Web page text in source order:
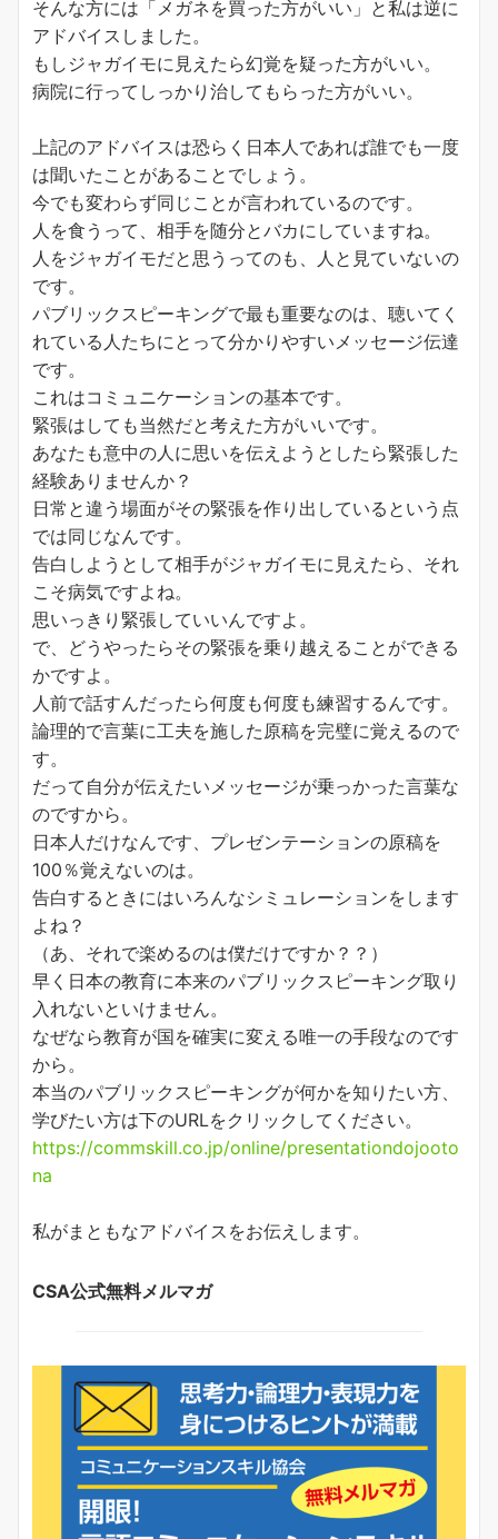
そんな方には「メガネを買った方がいい」と私は逆に
アドバイスしました。
もしジャガイモに見えたら幻覚を疑った方がいい。
病院に行ってしっかり治してもらった方がいい。
上記のアドバイスは恐らく日本人であれば誰でも一度
は聞いたことがあることでしょう。
今でも変わらず同じことが言われているのです。
人を食うって、相手を随分とバカにしていますね。
人をジャガイモだと思うってのも、人と見ていないの
です。
パブリックスピーキングで最も重要なのは、聴いてく
れている人たちにとって分かりやすいメッセージ伝達
です。
これはコミュニケーションの基本です。
緊張はしても当然だと考えた方がいいです。
あなたも意中の人に思いを伝えようとしたら緊張した
経験ありませんか？
日常と違う場面がその緊張を作り出しているという点
では同じなんです。
告白しようとして相手がジャガイモに見えたら、それ
こそ病気ですよね。
思いっきり緊張していいんですよ。
で、どうやったらその緊張を乗り越えることができる
かですよ。
人前で話すんだったら何度も何度も練習するんです。
論理的で言葉に工夫を施した原稿を完璧に覚えるので
す。
だって自分が伝えたいメッセージが乗っかった言葉な
のですから。
日本人だけなんです、プレゼンテーションの原稿を
100％覚えないのは。
告白するときにはいろんなシミュレーションをします
よね？
（あ、それで楽めるのは僕だけですか？？）
早く日本の教育に本来のパブリックスピーキング取り
入れないといけません。
なぜなら教育が国を確実に変える唯一の手段なのです
から。
本当のパブリックスピーキングが何かを知りたい方、
学びたい方は下のURLをクリックしてください。
https://commskill.co.jp/online/presentationdojooto
na
私がまともなアドバイスをお伝えします。
CSA公式無料メルマガ